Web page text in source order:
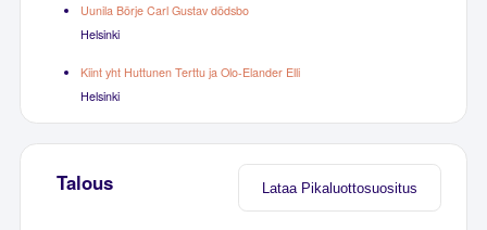
Uunila Börje Carl Gustav dödsbo
Helsinki
Kiint yht Huttunen Terttu ja Olo-Elander Elli
Helsinki
Lataa Pikaluottosuositus
Talous